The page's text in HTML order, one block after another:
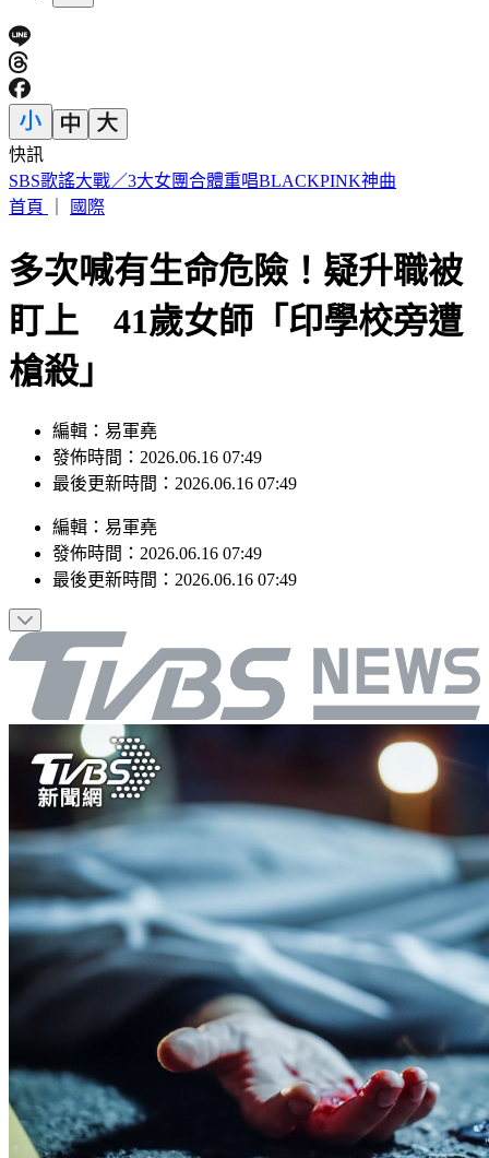
快訊
女大生提嬰屍報案遭聲押 法官認無滅證「裁定請回」
首頁
國際
多次喊有生命危險！疑升職被
盯上 41歲女師「印學校旁遭
槍殺」
編輯：易軍堯
發佈時間：2026.06.16 07:49
最後更新時間：2026.06.16 07:49
編輯 ： 易軍堯
發佈時間： 2026.06.16 07:49
最後更新時間： 2026.06.16 07:49